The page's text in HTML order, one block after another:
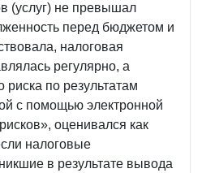
(услуг) не превышал
перед бюджетом и
налоговая
регулярно, а
риска по результатам
с помощью электронной
оценивался как
налоговые
в результате вывода